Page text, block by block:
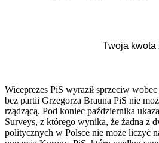
Wiceprezes PiS wyraził sprzeciw
bez partii Grzegorza Brauna PiS nie
rządzącą. Pod koniec października
Surveys, z którego wynika, że żadna z
politycznych w Polsce nie może liczyć